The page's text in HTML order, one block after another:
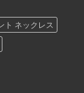
ト ネックレス